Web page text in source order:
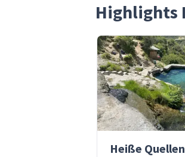
Highlights
Heiße